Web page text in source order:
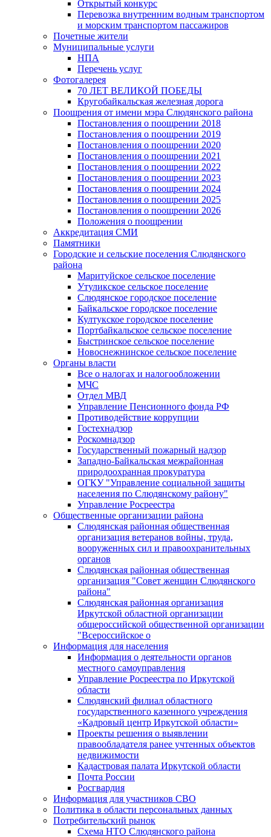
Открытый конкурс
Перевозка внутренним водным транспортом
и морским транспортом пассажиров
Почетные жители
Муниципальные услуги
НПА
Перечень услуг
Фотогалерея
70 ЛЕТ ВЕЛИКОЙ ПОБЕДЫ
Кругобайкальская железная дорога
Поощрения от имени мэра Слюдянского района
Постановления о поощрении 2018
Постановления о поощрении 2019
Постановления о поощрении 2020
Постановления о поощрении 2021
Постановления о поощрении 2022
Постановления о поощрении 2023
Постановления о поощрении 2024
Постановления о поощрении 2025
Постановления о поощрении 2026
Положения о поощрении
Аккредитация СМИ
Памятники
Городские и сельские поселения Слюдянского
района
Маритуйское сельское поселение
Утуликское сельское поселение
Слюдянское городское поселение
Байкальское городское поселение
Култукское городское поселение
Портбайкальское сельское поселение
Быстринское сельское поселение
Новоснежнинское сельское поселение
Органы власти
Все о налогах и налогообложении
МЧС
Отдел МВД
Управление Пенсионного фонда РФ
Противодействие коррупции
Гостехнадзор
Роскомнадзор
Государственный пожарный надзор
Западно-Байкальская межрайонная
природоохранная прокуратура
ОГКУ "Управление социальной защиты
населения по Слюдянскому району"
Управление Росреестра
Общественные организации района
Слюдянская районная общественная
организация ветеранов войны, труда,
вооруженных сил и правоохранительных
органов
Слюдянская районная общественная
организация "Совет женщин Слюдянского
района"
Слюдянская районная организация
Иркутской областной организации
общероссийской общественной организации
"Всероссийское о
Информация для населения
Информация о деятельности органов
местного самоуправления
Управление Росреестра по Иркутской
области
Слюдянский филиал областного
государственного казенного учреждения
«Кадровый центр Иркутской области»
Проекты решения о выявлении
правообладателя ранее учтенных объектов
недвижимости
Кадастровая палата Иркутской области
Почта России
Росгвардия
Информация для участников СВО
Политика в области персональных данных
Потребительский рынок
Схема НТО Слюдянского района